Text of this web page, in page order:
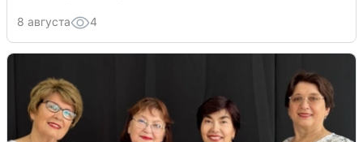
8 августа 4